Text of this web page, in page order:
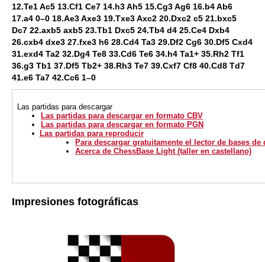
12.Te1 Ac5 13.Cf1 Ce7 14.h3 Ah5 15.Cg3 Ag6 16.b4 Ab6
17.a4 0–0 18.Ae3 Axe3 19.Txe3 Axc2 20.Dxc2 c5 21.bxc5
Dc7 22.axb5 axb5 23.Tb1 Dxc5 24.Tb4 d4 25.Ce4 Dxb4
26.cxb4 dxe3 27.fxe3 h6 28.Cd4 Ta3 29.Df2 Cg6 30.Df5 Cxd4
31.exd4 Ta2 32.Dg4 Te8 33.Cd6 Te6 34.h4 Ta1+ 35.Rh2 Tf1
36.g3 Tb1 37.Df5 Tb2+ 38.Rh3 Te7 39.Cxf7 Cf8 40.Cd8 Td7
41.e6 Ta7 42.Cc6 1–0
Las partidaspara descargar
Las partidas para descargar en formato CBV
Las partidas para descargar en formato PGN
Las partidas para reproducir
Para descargar gratuitamente el lector de bases de
Acerca de ChessBase Light (taller en castellano)
Impresiones fotográficas